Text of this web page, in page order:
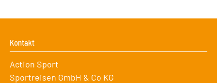
Kontakt
Action Sport
Sportreisen GmbH & Co KG